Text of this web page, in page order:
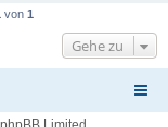
von 1
Gehe zu